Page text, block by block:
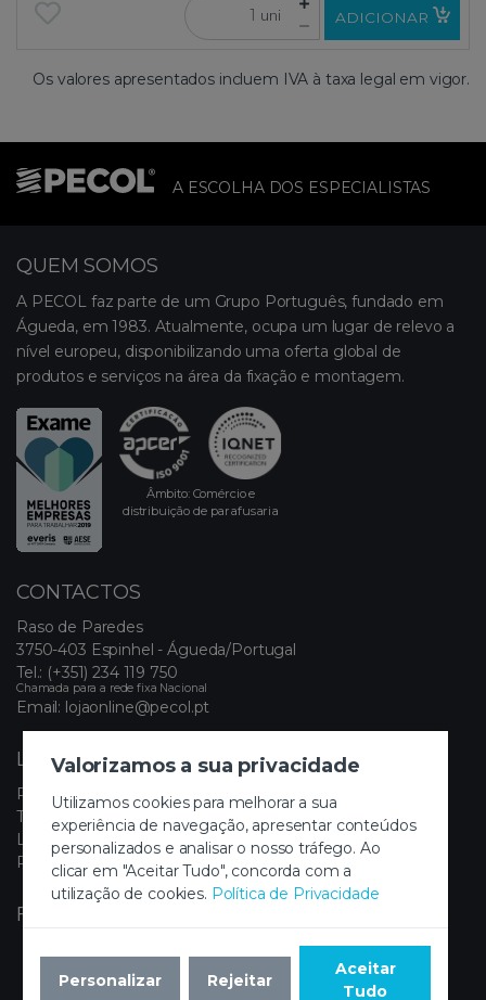
Valorizamos a sua privacidade
Utilizamos cookies para melhorar a sua
experiência de navegação, apresentar conteúdos
personalizados e analisar o nosso tráfego. Ao
clicar em "Aceitar Tudo", concorda com a
utilização de cookies. Política de Privacidade
Personalizar Rejeitar
Aceitar
Tudo
uni ADICIONAR
Os valores apresentados incluem IVA à taxa legal em vigor.
A ESCOLHA DOS ESPECIALISTAS
QUEM SOMOS
A PECOL faz parte de um Grupo Português, fundado em
Águeda, em 1983. Atualmente, ocupa um lugar de relevo a
nível europeu, disponibilizando uma oferta global de
produtos e serviços na área da fixação e montagem.
Âmbito: Comércio e
distribuição de parafusaria
CONTACTOS
Raso de Paredes
3750-403 Espinhel - Águeda/Portugal
Tel.: (+351) 234 119 750
Chamada para a rede fixa Nacional
Email: lojaonline@pecol.pt
LINKS ÚTEIS
Política de Privacidade
Termos e Condições
Livro de Reclamações Eletrónico
Painel de Cookies
FIQUE A PAR DAS NOVIDADES